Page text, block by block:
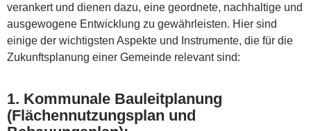
verankert und dienen dazu, eine geordnete, nachhaltige und
ausgewogene Entwicklung zu gewährleisten. Hier sind
einige der wichtigsten Aspekte und Instrumente, die für die
Zukunftsplanung einer Gemeinde relevant sind:
1. Kommunale Bauleitplanung
(Flächennutzungsplan und